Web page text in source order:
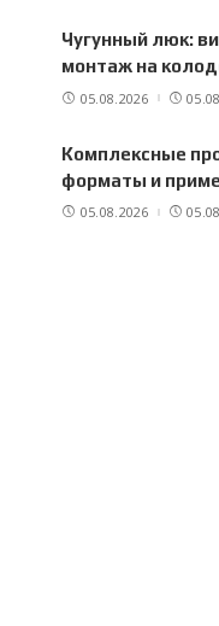
Чугунный люк:
монтаж на
05.08.2026
Комплексные
форматы и
05.08.2026